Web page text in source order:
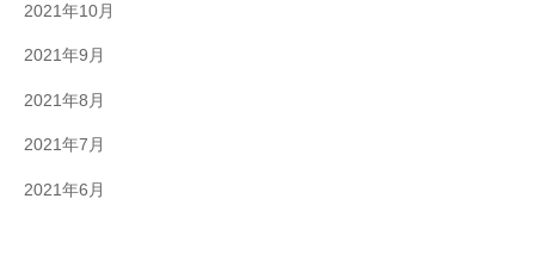
2021年10月
2021年9月
2021年8月
2021年7月
2021年6月